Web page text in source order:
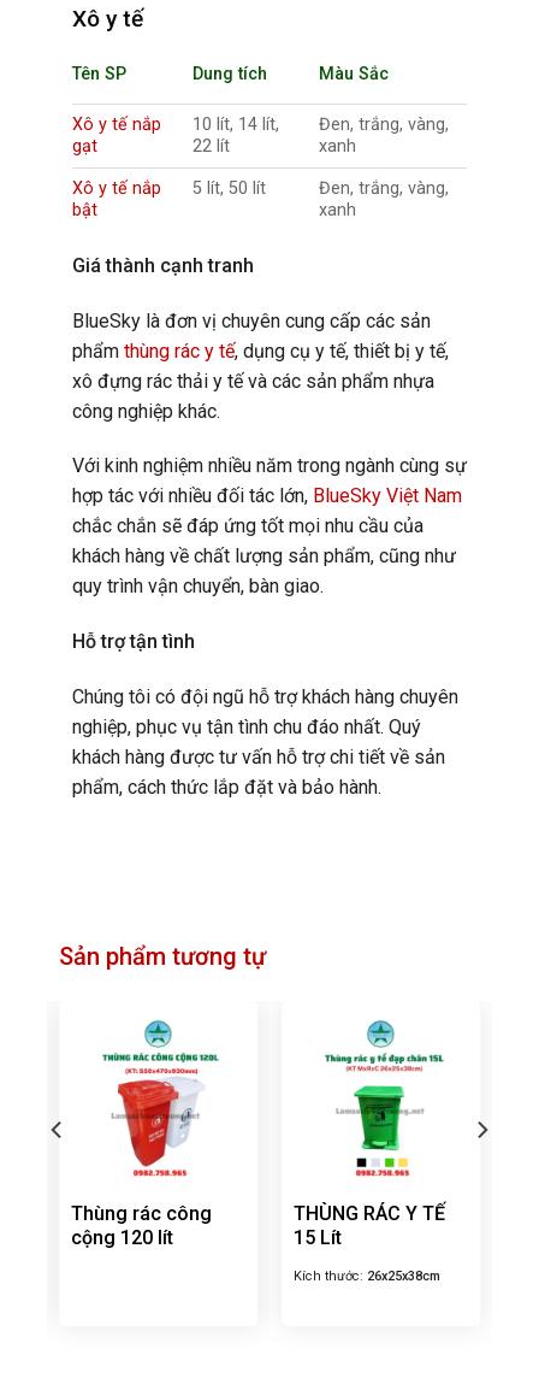
Xô y tế
Tên SP Dung tích Màu Sắc
Xô y tế nắp
gạt
10 lít, 14 lít,
22 lít
Đen, trắng, vàng,
xanh
Xô y tế nắp
bật
5 lít, 50 lít
Đen, trắng, vàng,
xanh
Giá thành cạnh tranh
BlueSky là đơn vị chuyên cung cấp các sản
phẩm thùng rác y tế, dụng cụ y tế, thiết bị y tế,
xô đựng rác thải y tế và các sản phẩm nhựa
công nghiệp khác.
Với kinh nghiệm nhiều năm trong ngành cùng sự
hợp tác với nhiều đối tác lớn, BlueSky Việt Nam
chắc chắn sẽ đáp ứng tốt mọi nhu cầu của
khách hàng về chất lượng sản phẩm, cũng như
quy trình vận chuyển, bàn giao.
Hỗ trợ tận tình
Chúng tôi có đội ngũ hỗ trợ khách hàng chuyên
nghiệp, phục vụ tận tình chu đáo nhất. Quý
khách hàng được tư vấn hỗ trợ chi tiết về sản
phẩm, cách thức lắp đặt và bảo hành.
Sản phẩm tương tự
Thùng rác công
cộng 120 lít
THÙNG RÁC Y TẾ
15 Lít
Kích thước: 26x25x38cm